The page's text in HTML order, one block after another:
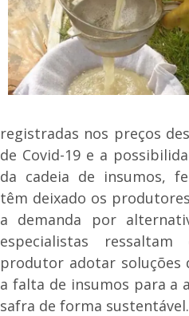
registradas nos preços
de Covid-19 e a
da cadeia de insumos,
têm deixado os
a demanda por
especialistas
produtor adotar
a falta de insumos para a
safra de forma sustentável.